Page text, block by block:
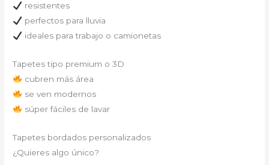
resistentes
perfectos para lluvia
ideales para trabajo o camionetas
Tapetes tipo premium o 3D
cubren más área
se ven modernos
súper fáciles de lavar
Tapetes bordados personalizados
¿Quieres algo único?